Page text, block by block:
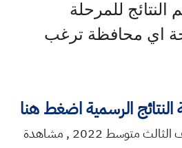
للمرحلة
اي محافظة ترغب
الرسمية اضغط هنا
تحميل نتائج واسط صف الثالث متوسط 2022 , مشاهدة